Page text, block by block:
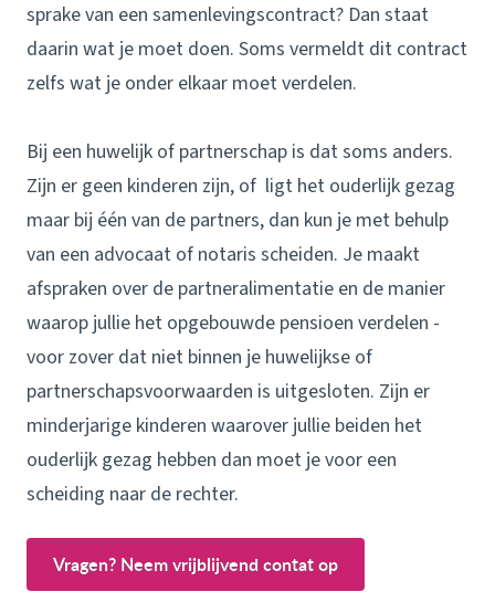
sprake van een samenlevingscontract? Dan staat
daarin wat je moet doen. Soms vermeldt dit contract
zelfs wat je onder elkaar moet verdelen.
Bij een huwelijk of partnerschap is dat soms anders.
Zijn er geen kinderen zijn, of ligt het ouderlijk gezag
maar bij één van de partners, dan kun je met behulp
van een advocaat of notaris scheiden. Je maakt
afspraken over de partneralimentatie en de manier
waarop jullie het opgebouwde pensioen verdelen -
voor zover dat niet binnen je huwelijkse of
partnerschapsvoorwaarden is uitgesloten. Zijn er
minderjarige kinderen waarover jullie beiden het
ouderlijk gezag hebben dan moet je voor een
scheiding naar de rechter.
Vragen? Neem vrijblijvend contat op